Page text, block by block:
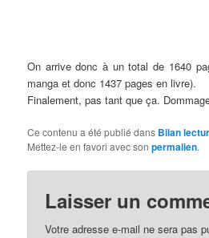
On arrive donc à un total de 1640
manga et donc 1437 pages en livre).
Finalement, pas tant que ça.
Ce contenu a été publié dans Bilan
Mettez-le en favori avec sonpermalien.
Laisser un
Votre adresse e-mail ne sera pas